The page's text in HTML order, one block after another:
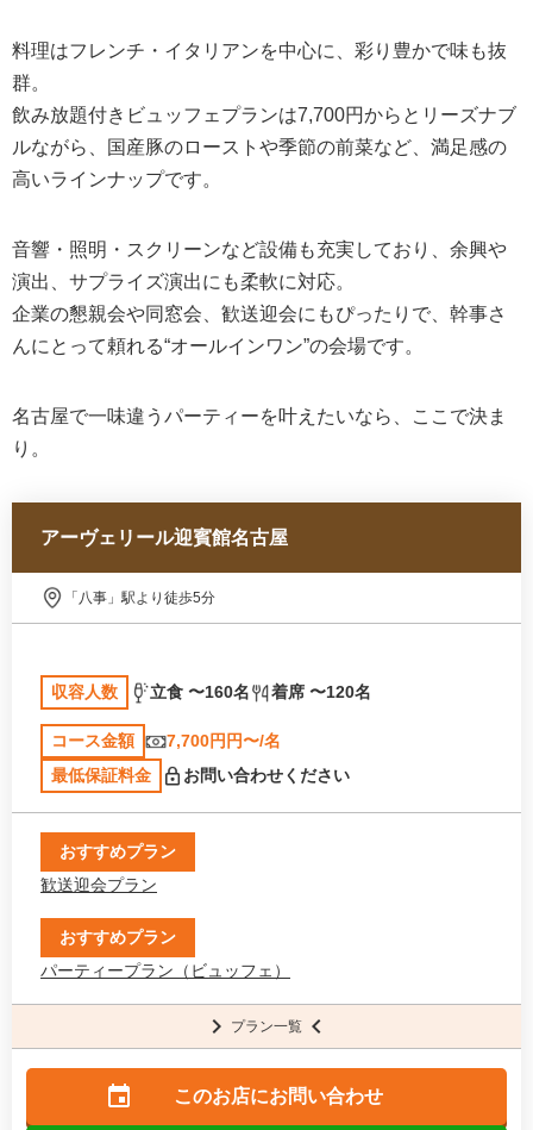
料理はフレンチ・イタリアンを中心に、彩り豊かで味も抜
群。
飲み放題付きビュッフェプランは7,700円からとリーズナブ
ルながら、国産豚のローストや季節の前菜など、満足感の
高いラインナップです。
音響・照明・スクリーンなど設備も充実しており、余興や
演出、サプライズ演出にも柔軟に対応。
企業の懇親会や同窓会、歓送迎会にもぴったりで、幹事さ
んにとって頼れる“オールインワン”の会場です。
名古屋で一味違うパーティーを叶えたいなら、ここで決ま
り。
アーヴェリール迎賓館名古屋
「八事」駅より徒歩5分
収容人数 立食 〜160名 着席 〜120名
コース金額
7,700円円〜/名
最低保証料金
お問い合わせください
おすすめプラン
歓送迎会プラン
おすすめプラン
パーティープラン（ビュッフェ）
プラン一覧
このお店にお問い合わせ